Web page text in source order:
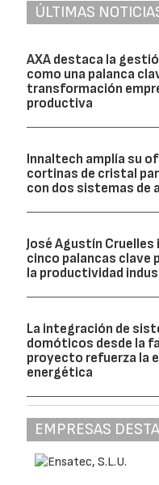
ÚLTIMAS
AXA destaca la
como una palanca
transformación
productiva
Innaltech amplía su
cortinas de cristal
con dos sistemas de
José Agustín
cinco palancas clave
la productividad
La integración de
domóticos desde la
proyecto refuerza la
energética
EMPRESAS